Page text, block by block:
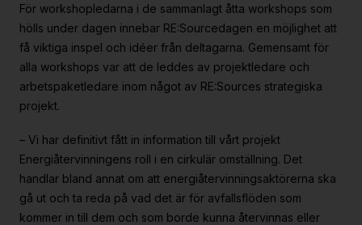
För workshopledarna i de sammanlagt åtta workshops som
hölls under dagen innebar RE:Sourcedagen en möjlighet att
få viktiga inspel och idéer från deltagarna. Gemensamt för
alla workshops var att de leddes av projektledare och
arbetspaketledare inom något av RE:Sources strategiska
projekt.
– Vi har definitivt fått in information till vårt projekt
Energiåtervinningens roll i en cirkulär omställning. Det
handlar bland annat om att energiåtervinningsaktörerna ska
gå ut och ta reda på vad det är för avfallsflöden som
kommer in till dem och som borde kunna återvinnas eller